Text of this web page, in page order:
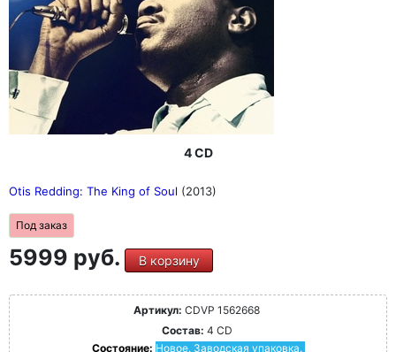
4 CD
Otis Redding: The King of Soul (2013)
Под заказ
5999 руб. В корзину
Артикул: CDVP 1562668
Состав: 4 CD
Состояние: Новое. Заводская упаковка.